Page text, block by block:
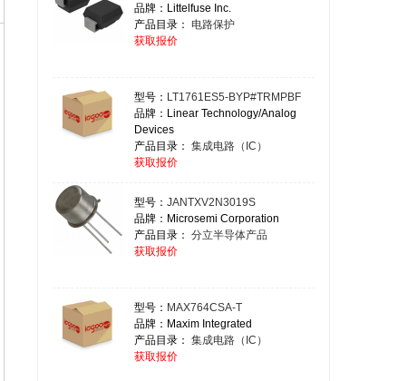
品牌：Littelfuse Inc.
产品目录： 电路保护
获取报价
型号： LT1761ES5-BYP#TRMPBF
品牌：Linear Technology/Analog
Devices
产品目录： 集成电路（IC）
获取报价
型号： JANTXV2N3019S
品牌：Microsemi Corporation
产品目录： 分立半导体产品
获取报价
型号： MAX764CSA-T
品牌：Maxim Integrated
产品目录： 集成电路（IC）
获取报价